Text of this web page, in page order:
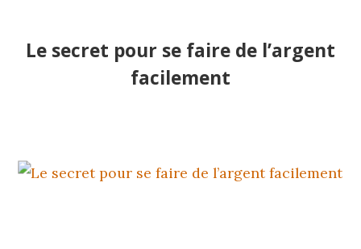
Le secret pour se faire de l’argent
facilement